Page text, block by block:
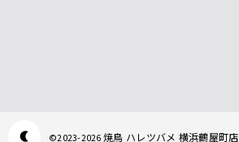
©2023-2026焼鳥 ハレツバメ 横浜鶴屋町店